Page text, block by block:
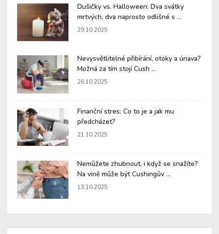
Dušičky vs. Halloween: Dva svátky
mrtvých, dva naprosto odlišné s ...
29.10.2025
Nevysvětlitelné přibírání, otoky a únava?
Možná za tím stojí Cush ...
26.10.2025
Finanční stres: Co to je a jak mu
předcházet?
21.10.2025
Nemůžete zhubnout, i když se snažíte?
Na vině může být Cushingův ...
13.10.2025